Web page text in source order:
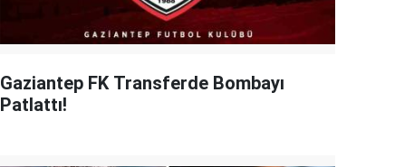
Gaziantep FK Transferde Bombayı
Patlattı!